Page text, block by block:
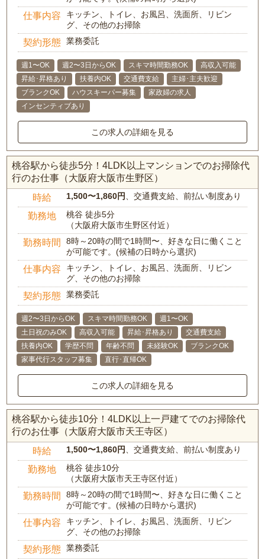
仕事内容
キッチン、トイレ、お風呂、洗面所、リビン
グ、その他のお掃除
契約形態 業務委託
週1〜OK 週2〜3日からOK スキマ時間勤務OK
高収入可能
昇給･昇格あり
扶養内OK 交通費支給
主婦･主夫歓迎
ブランクOK
ハウスキーパー募集
家政婦の求人
インセンティブあり
この求人の詳細を見る
桃谷駅から徒歩5分！4LDK以上マンションでのお掃除代
行のお仕事（大阪府大阪市生野区）
時給 1,500〜1,860円、交通費支給、前払い制度あり
勤務地
桃谷 徒歩5分
（大阪府大阪市生野区付近）
勤務時間
8時～20時の間で1時間〜、好きな日に働くこと
が可能です。(候補の日時から選択)
仕事内容
キッチン、トイレ、お風呂、洗面所、リビン
グ、その他のお掃除
契約形態 業務委託
週2〜3日からOK スキマ時間勤務OK
週1〜OK
土日祝のみOK
高収入可能 昇給･昇格あり
交通費支給
扶養内OK
学歴不問 年齢不問 未経験OK
ブランクOK
家事代行スタッフ募集
直行･直帰OK
この求人の詳細を見る
桃谷駅から徒歩10分！4LDK以上一戸建てでのお掃除代
行のお仕事（大阪府大阪市天王寺区）
時給 1,500〜1,860円、交通費支給、前払い制度あり
勤務地
桃谷 徒歩10分
（大阪府大阪市天王寺区付近）
勤務時間
8時～20時の間で1時間〜、好きな日に働くこと
が可能です。(候補の日時から選択)
仕事内容
キッチン、トイレ、お風呂、洗面所、リビン
グ、その他のお掃除
契約形態 業務委託